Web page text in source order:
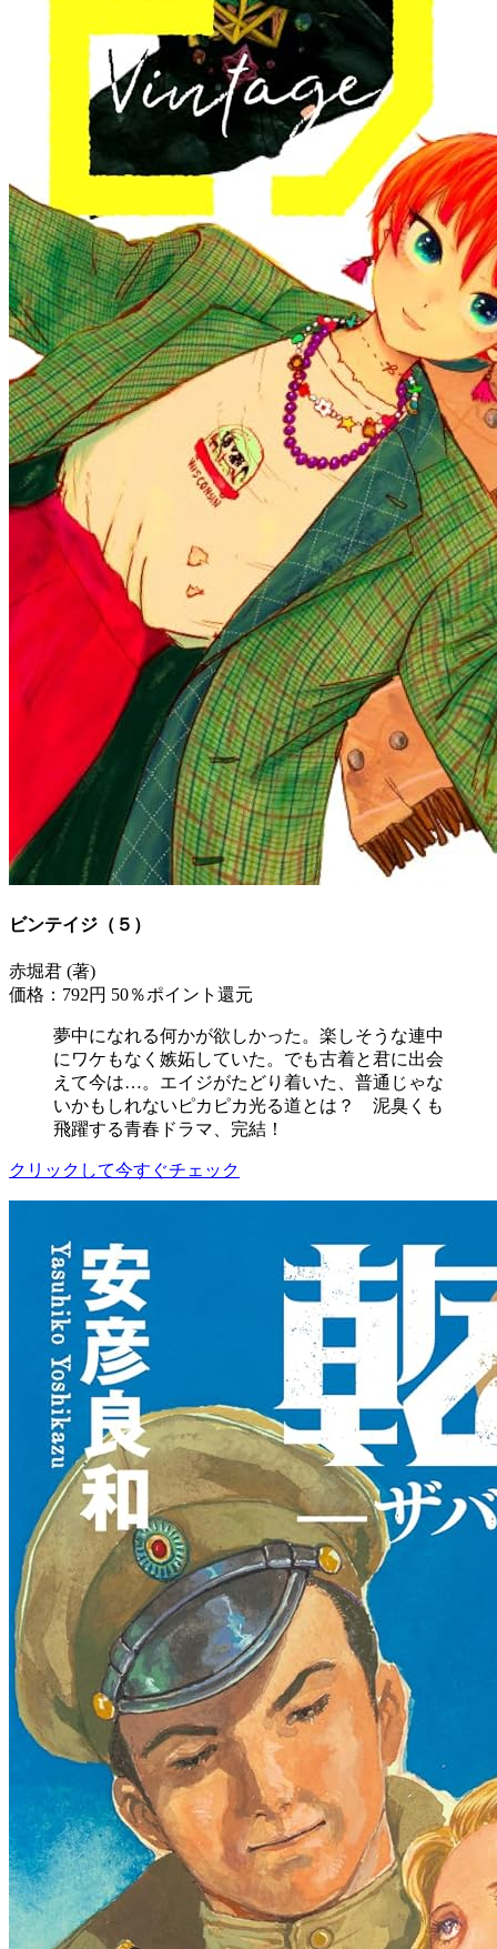
ビンテイジ（５）
赤堀君 (著)
価格：792円 50％ポイント還元
夢中になれる何かが欲しかった。楽しそうな連中
にワケもなく嫉妬していた。でも古着と君に出会
えて今は…。エイジがたどり着いた、普通じゃな
いかもしれないピカピカ光る道とは？ 泥臭くも
飛躍する青春ドラマ、完結！
クリックして今すぐチェック